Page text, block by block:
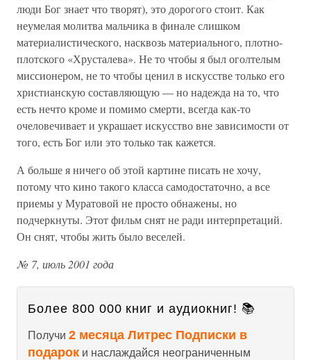
люди Бог знает что творят), это дорогого стоит. Как
неумелая молитва мальчика в финале слишком
материалистического, насквозь материального, плотно-
плотского «Хрусталева». Не то чтобы я был оголтелым
миссионером, не то чтобы ценил в искусстве только его
христианскую составляющую — но надежда на то, что
есть нечто кроме и помимо смерти, всегда как-то
очеловечивает и украшает искусство вне зависимости от
того, есть Бог или это только так кажется.
А больше я ничего об этой картине писать не хочу,
потому что кино такого класса самодостаточно, а все
приемы у Муратовой не просто обнажены, но
подчеркнуты. Этот фильм снят не ради интерпретаций.
Он снят, чтобы жить было веселей.
№ 7, июль 2001 года
Более 800 000 книг и аудиокниг! 📚
Получи 2 месяца Литрес Подписки в
подарок и наслаждайся неограниченным